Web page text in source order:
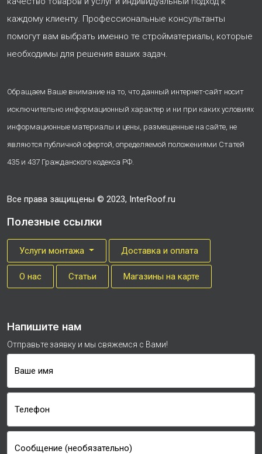
каждому клиенту. Профессиональные консультанты
помогут вам выбрать именно те стройматериалы, которые
необходимы для решения ваших задач.
Обращаем Ваше внимание на то, что данный интернет-сайт носит
исключительно информационный характер и ни при каких условиях
информационные материалы и цены, размещенные на сайте, не
являются публичной офертой, определяемой положениями Статей
435 и 437 Гражданского кодекса РФ.
Все права защищены © 2023, InterRoof.ru
Полезные ссылки
Услуги монтажа Доставка и оплата
О нас Cтатьи Магазины на карте
Напишите нам
Отправьте заявку и мы свяжемся с Вами!
Ваше имя
Телефон
Сообщение (необязательно)